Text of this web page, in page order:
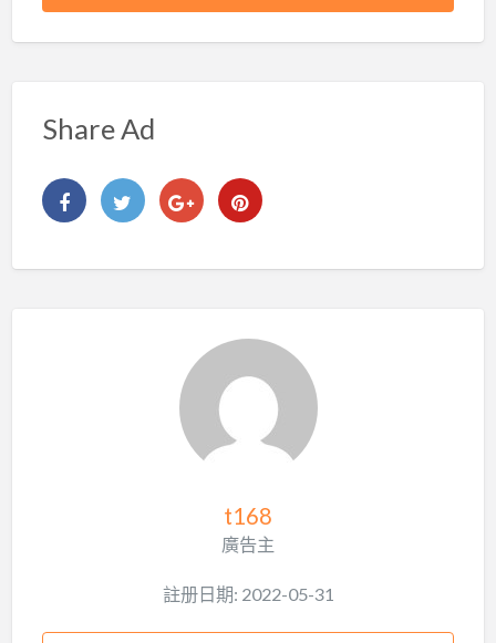
Share Ad
t168
廣告主
註册日期: 2022-05-31